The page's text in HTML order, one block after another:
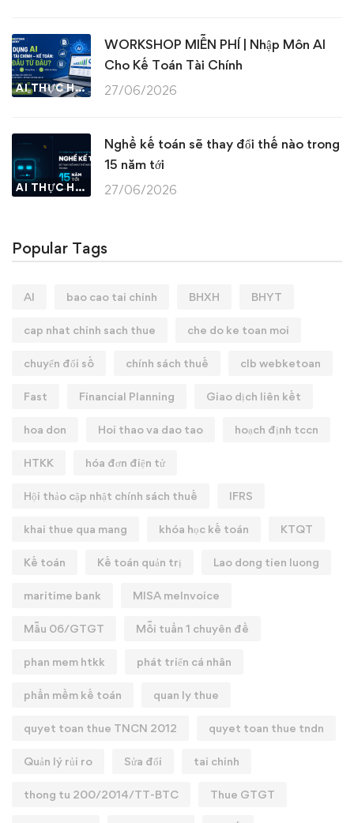
AI THỰC HÀNH
WORKSHOP MIỄN PHÍ | Nhập Môn AI
Cho Kế Toán Tài Chính
27/06/2026
AI THỰC HÀNH
Nghề kế toán sẽ thay đổi thế nào trong
15 năm tới
27/06/2026
Popular Tags
AI bao cao tai chinh BHXH BHYT
cap nhat chinh sach thue che do ke toan moi
chuyển đổi số chính sách thuế clb webketoan
Fast Financial Planning Giao dịch liên kết
hoa don Hoi thao va dao tao hoạch định tccn
HTKK hóa đơn điện tử
Hội thảo cập nhật chính sách thuế IFRS
khai thue qua mang khóa học kế toán KTQT
Kế toán Kế toán quản trị Lao dong tien luong
maritime bank MISA meInvoice
Mẫu 06/GTGT Mỗi tuần 1 chuyên đề
phan mem htkk phát triển cá nhân
phần mềm kế toán quan ly thue
quyet toan thue TNCN 2012 quyet toan thue tndn
Quản lý rủi ro Sửa đổi tai chinh
thong tu 200/2014/TT-BTC Thue GTGT